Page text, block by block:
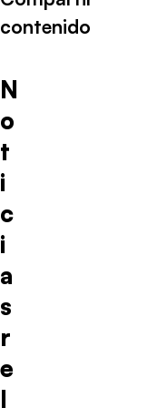
contenido
N
o
t
i
c
i
a
s
r
e
l